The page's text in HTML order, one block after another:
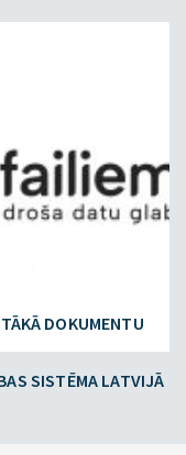
DOKUMENTU
SISTĒMA LATVIJĀ